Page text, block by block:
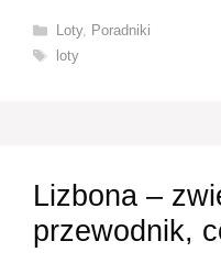
Kategorie
Loty, Poradniki
Tagi
loty
Lizbona –
przewodnik,